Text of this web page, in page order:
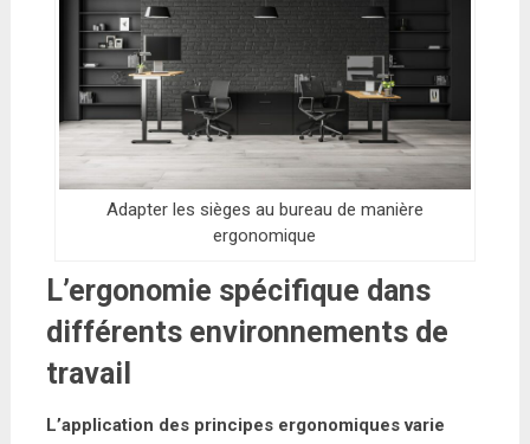
Adapter les sièges au bureau de manière
ergonomique
L’ergonomie spécifique dans
différents environnements de
travail
L’application des principes ergonomiques varie